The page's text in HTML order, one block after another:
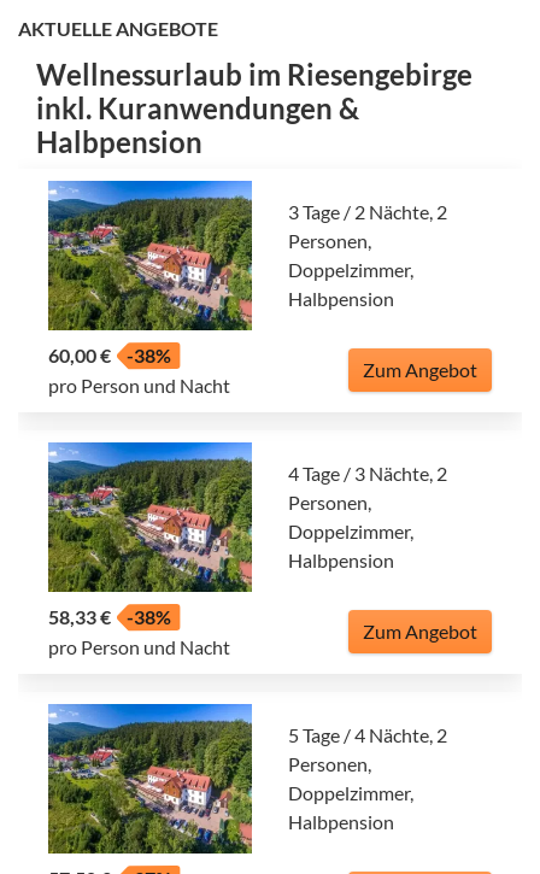
AKTUELLE ANGEBOTE
Wellnessurlaub im Riesengebirge
inkl. Kuranwendungen &
Halbpension
3 Tage / 2 Nächte, 2
Personen,
Doppelzimmer,
Halbpension
60,00 €
-38%
pro Person und Nacht
Zum Angebot
4 Tage / 3 Nächte, 2
Personen,
Doppelzimmer,
Halbpension
58,33 €
-38%
pro Person und Nacht
Zum Angebot
5 Tage / 4 Nächte, 2
Personen,
Doppelzimmer,
Halbpension